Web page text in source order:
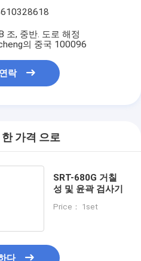
조, 중반. 도로 해정
의 중국 100096
락
가격 으로
SRT-680G 거칠
성 및 윤곽 검사기
Price： 1set
다